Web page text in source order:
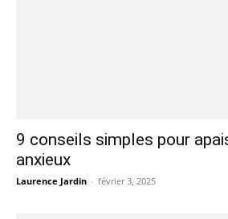
9 conseils simples pour
anxieux
Laurence Jardin - février 3, 2025